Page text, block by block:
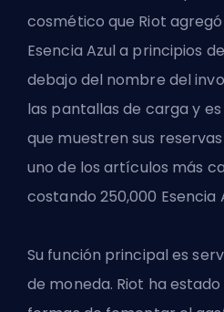
cosmético que Riot
Esencia Azul a principios
debajo del nombre del
las pantallas de carga y
que muestren sus reservas
uno de los artículos más
costando 250,000 Esencia
Su función principal es
de moneda. Riot ha